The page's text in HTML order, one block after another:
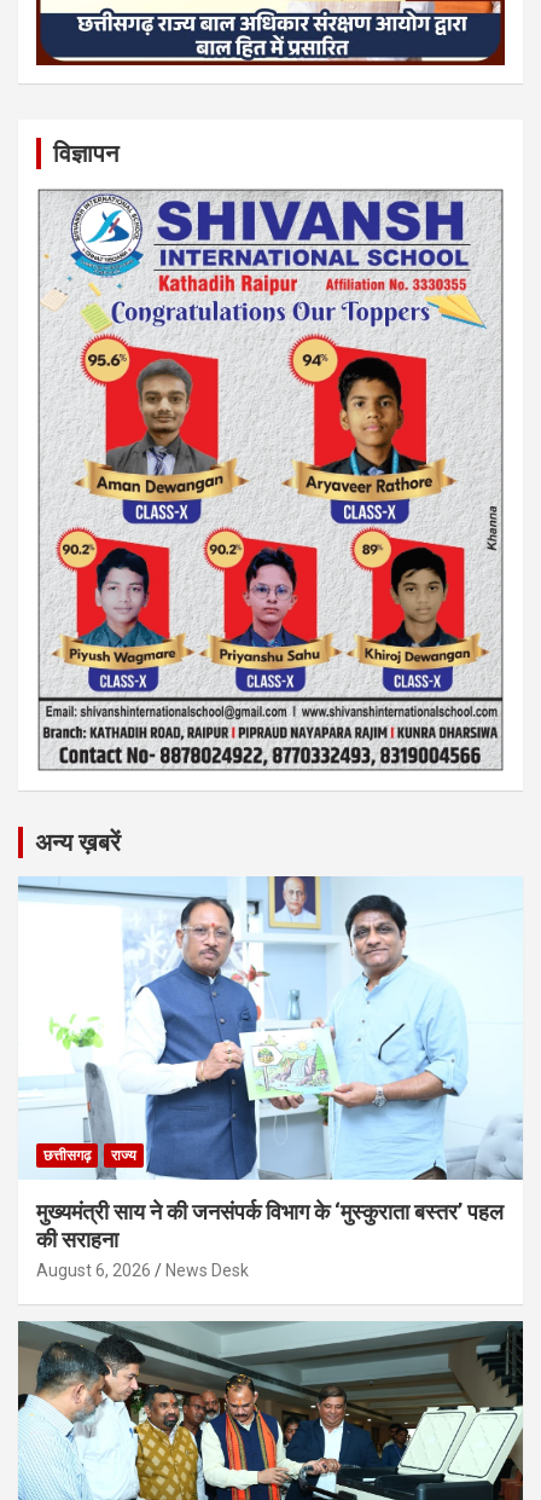
विज्ञापन
अन्य ख़बरें
छत्तीसगढ़ राज्य
मुख्यमंत्री साय ने की जनसंपर्क विभाग के ‘मुस्कुराता बस्तर’ पहल
की सराहना
August 6, 2026 News Desk